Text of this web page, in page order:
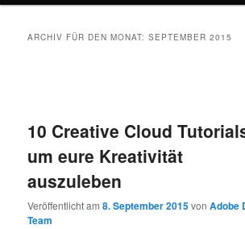
ARCHIV FÜR DEN MONAT:SEPTEMBER 2015
10 Creative Cloud
um eure Kreativität
auszuleben
Veröffentlicht am8. September 2015vonAdobe
Team